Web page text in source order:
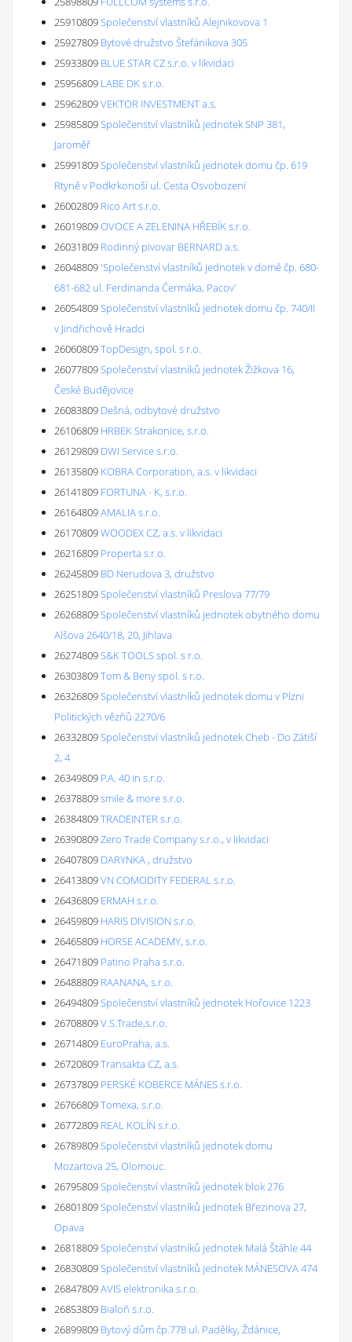
25910809Společenství vlastníků Alejnikovova 1
25927809 Bytové družstvo Štefánikova 305
25933809 BLUE STAR CZ s.r.o. v likvidaci
25956809 LABE DK s.r.o.
25962809VEKTOR INVESTMENT a.s.
25985809Společenství vlastníků jednotek SNP 381,
Jaroměř
25991809Společenství vlastníků jednotek domu čp. 619
Rtyně v Podkrkonoší ul. Cesta Osvobození
26002809 Rico Art s.r.o.
26019809OVOCE A ZELENINA HŘEBÍK s.r.o.
26031809 Rodinný pivovar BERNARD a.s.
26048809'Společenství vlastníků jednotek v domě čp. 680-
681-682 ul. Ferdinanda Čermáka, Pacov'
26054809Společenství vlastníků jednotek domu čp. 740/II
v Jindřichově Hradci
26060809TopDesign, spol. s r.o.
26077809Společenství vlastníků jednotek Žižkova 16,
České Budějovice
26083809 Dešná, odbytové družstvo
26106809 HRBEK Strakonice, s.r.o.
26129809 DWI Service s.r.o.
26135809 KOBRA Corporation, a.s. v likvidaci
26141809 FORTUNA - K, s.r.o.
26164809AMALIA s.r.o.
26170809WOODEX CZ, a.s. v likvidaci
26216809 Properta s.r.o.
26245809 BD Nerudova 3, družstvo
26251809Společenství vlastníků Preslova 77/79
26268809Společenství vlastníků jednotek obytného domu
Alšova 2640/18, 20, Jihlava
26274809S&K TOOLS spol. s r.o.
26303809Tom & Beny spol. s r.o.
26326809Společenství vlastníků jednotek domu v Plzni
Politických vězňů 2270/6
26332809Společenství vlastníků jednotek Cheb - Do Zátiší
2, 4
26349809 P.A. 40 in s.r.o.
26378809smile & more s.r.o.
26384809TRADEINTER s.r.o.
26390809Zero Trade Company s.r.o., v likvidaci
26407809 DARYNKA , družstvo
26413809VN COMODITY FEDERAL s.r.o.
26436809 ERMAH s.r.o.
26459809 HARIS DIVISION s.r.o.
26465809 HORSE ACADEMY, s.r.o.
26471809 Patino Praha s.r.o.
26488809 RAANANA, s.r.o.
26494809Společenství vlastníků jednotek Hořovice 1223
26708809V.S.Trade,s.r.o.
26714809 EuroPraha, a.s.
26720809Transakta CZ, a.s.
26737809 PERSKÉ KOBERCE MÁNES s.r.o.
26766809Tomexa, s.r.o.
26772809 REAL KOLÍN s.r.o.
26789809Společenství vlastníků jednotek domu
Mozartova 25, Olomouc.
26795809Společenství vlastníků jednotek blok 276
26801809Společenství vlastníků jednotek Březinova 27,
Opava
26818809Společenství vlastníků jednotek Malá Štáhle 44
26830809Společenství vlastníků jednotek MÁNESOVA 474
26847809AVIS elektronika s.r.o.
26853809 Bialoň s.r.o.
26899809 Bytový dům čp.778 ul. Padělky, Ždánice,